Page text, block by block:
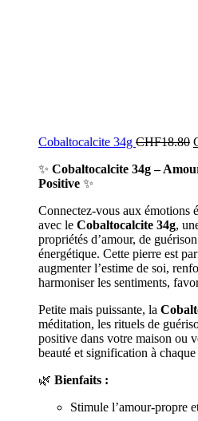
Cobaltocalcite 34g CHF18.80
✨ Cobaltocalcite 34g –
Positive ✨
Connectez-vous aux émotions
avec le Cobaltocalcite 34g,
propriétés d’amour, de
énergétique. Cette pierre est
augmenter l’estime de soi,
harmoniser les sentiments,
Petite mais puissante, la
méditation, les rituels de
positive dans votre maison ou
beauté et signification à
🌿 Bienfaits :
Stimule l’amour-propre